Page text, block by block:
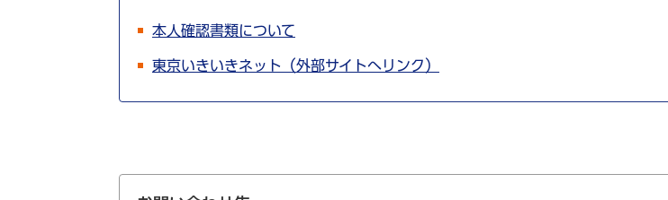
本人確認書類について
東京いきいきネット（外部サイトへリンク）